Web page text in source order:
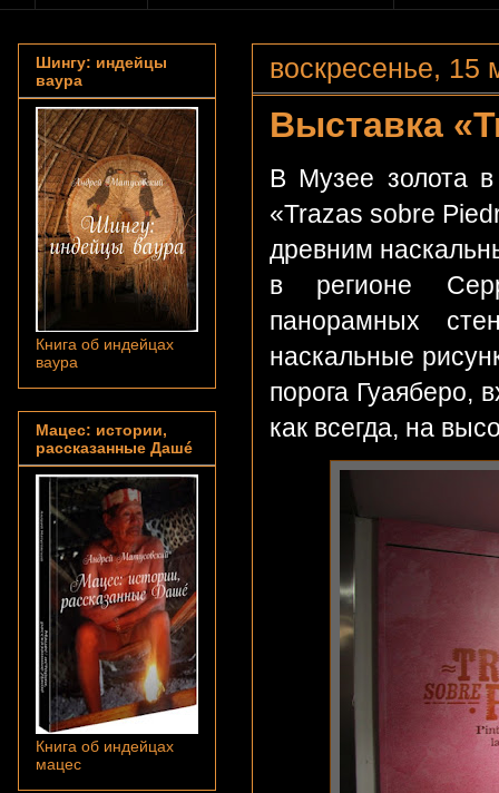
воскресенье, 15
Выставка
В Музее золота в
«Trazas sobre
древним
в регионе
панорамных
наскальные
порога Гуаяберо,
как всегда, на
Шингу: индейцы
ваура
Книга об индейцах
ваура
Мацес: истории,
рассказанные Дашé
Книга об индейцах
мацес